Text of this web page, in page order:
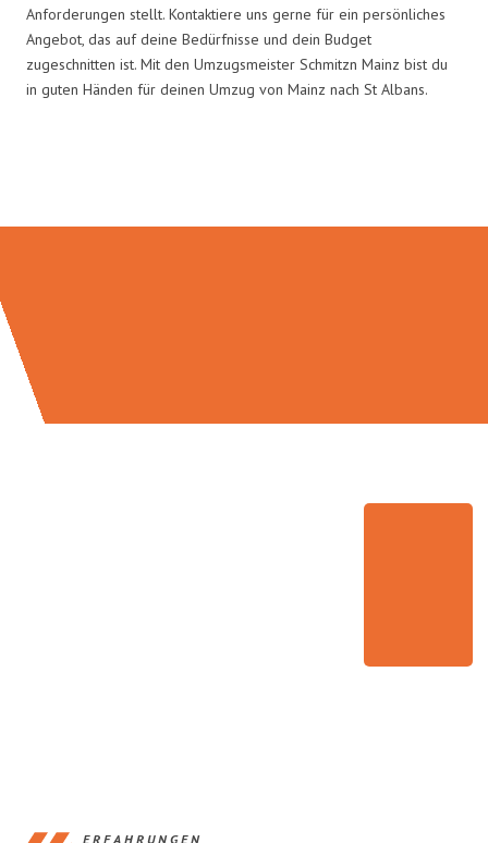
Anforderungen stellt. Kontaktiere uns gerne für ein persönliches
Angebot, das auf deine Bedürfnisse und dein Budget
zugeschnitten ist. Mit den Umzugsmeister Schmitzn Mainz bist du
in guten Händen für deinen Umzug von Mainz nach St Albans.
ERFAHRUNGEN